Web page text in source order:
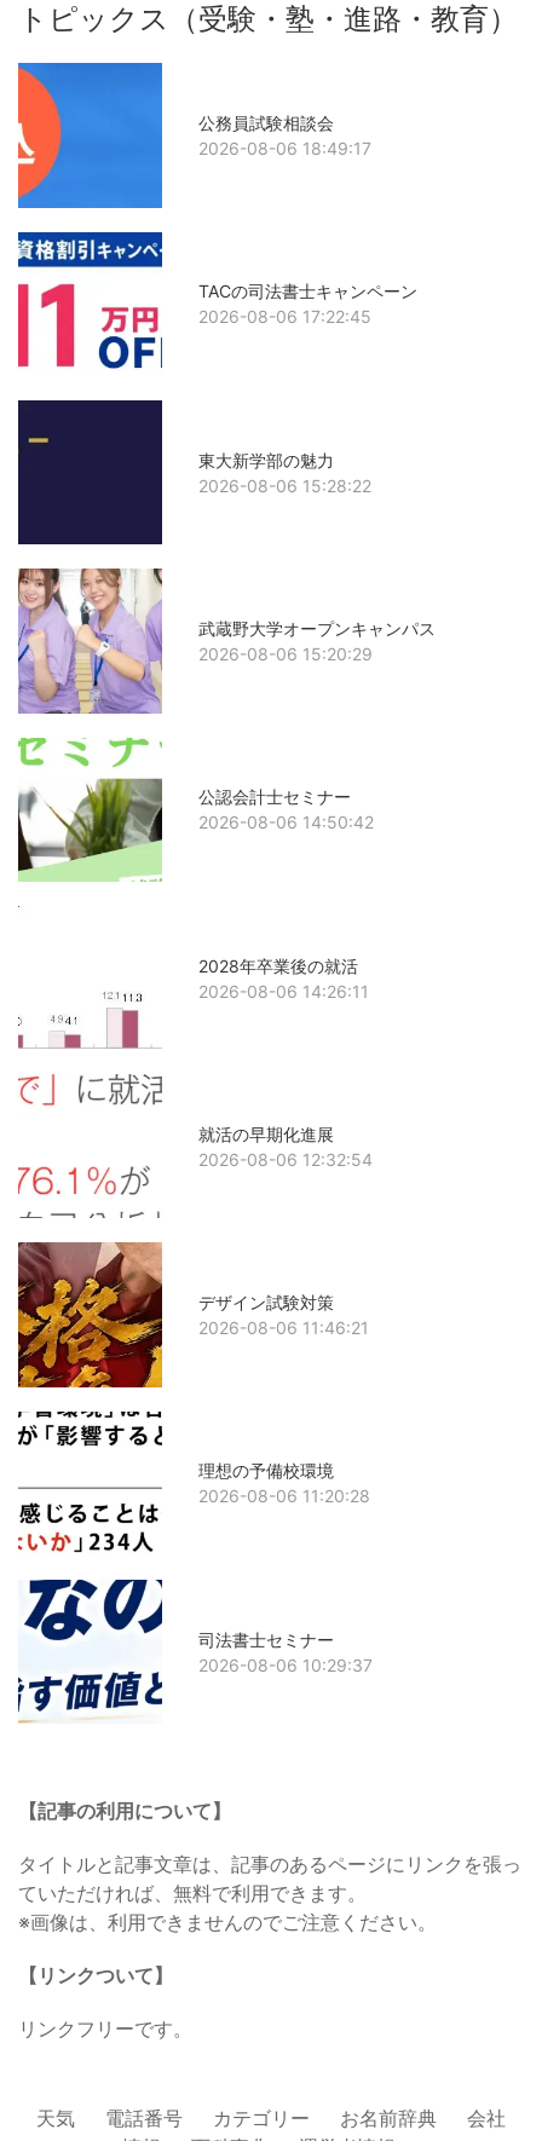
トピックス（受験・塾・進路・教育）
公務員試験相談会
2026-08-06 18:49:17
TACの司法書士キャンペーン
2026-08-06 17:22:45
東大新学部の魅力
2026-08-06 15:28:22
武蔵野大学オープンキャンパス
2026-08-06 15:20:29
公認会計士セミナー
2026-08-06 14:50:42
2028年卒業後の就活
2026-08-06 14:26:11
就活の早期化進展
2026-08-06 12:32:54
デザイン試験対策
2026-08-06 11:46:21
理想の予備校環境
2026-08-06 11:20:28
司法書士セミナー
2026-08-06 10:29:37
【記事の利用について】
タイトルと記事文章は、記事のあるページにリンクを張っ
ていただければ、無料で利用できます。
※画像は、利用できませんのでご注意ください。
【リンクついて】
リンクフリーです。
天気 電話番号 カテゴリー お名前辞典
会社